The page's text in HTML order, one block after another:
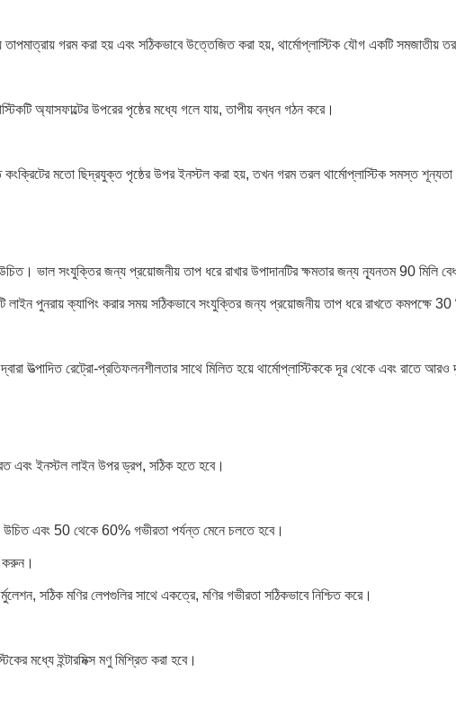
গরম করা হয় এবং সঠিকভাবে উত্তেজিত করা হয়, থার্মোপ্লাস্টিক যৌগ একটি সমজাতীয়
অ্যাসফাল্টের উপরের পৃষ্ঠের মধ্যে গলে যায়, তাপীয় বন্ধন গঠন করে।
মতো ছিদ্রযুক্ত পৃষ্ঠের উপর ইনস্টল করা হয়, তখন গরম তরল থার্মোপ্লাস্টিক সমস্ত শূন্যতা
উচিত। ভাল সংযুক্তির জন্য প্রয়োজনীয় তাপ ধরে রাখার উপাদানটির ক্ষমতার জন্য ন্যূনতম 90 মিলি
লাইন পুনরায় ক্যাপিং করার সময় সঠিকভাবে সংযুক্তির জন্য প্রয়োজনীয় তাপ ধরে রাখতে কমপক্ষে
দ্বারা উত্পাদিত রেট্রো-প্রতিফলনশীলতার সাথে মিলিত হয়ে থার্মোপ্লাস্টিককে দূর থেকে এবং
এবং ইনস্টল লাইন উপর ড্রপ, সঠিক হতে হবে।
এবং 50 থেকে 60% গভীরতা পর্যন্ত মেনে চলতে হবে।
করুন।
সঠিক মণির লেপগুলির সাথে একত্রে, মণির গভীরতা সঠিকভাবে নিশ্চিত করে।
মধ্যে ইন্টারমিক্স মণু মিশ্রিত করা হবে।